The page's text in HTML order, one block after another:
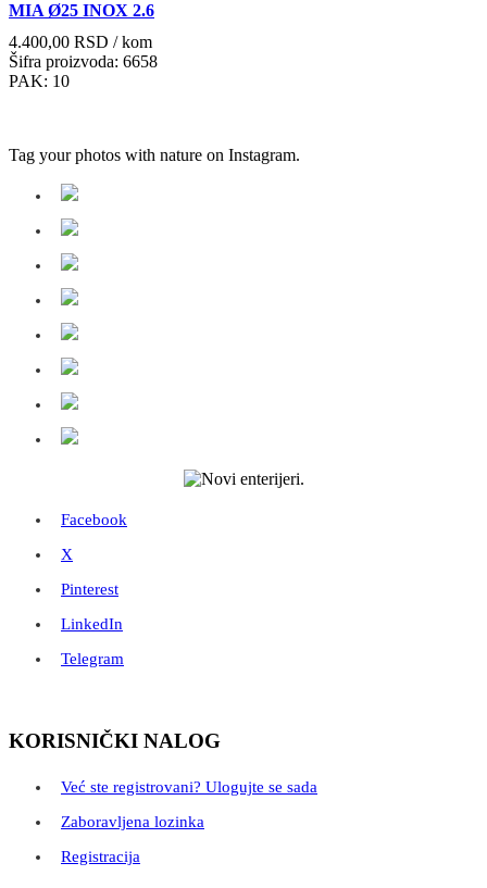
MIA Ø25 INOX 2.6
4.400,00 RSD / kom
Šifra proizvoda: 6658
PAK: 10
Tag your photos with nature on Instagram.
Facebook
X
Pinterest
LinkedIn
Telegram
KORISNIČKI NALOG
Već ste registrovani? Ulogujte se sada
Zaboravljena lozinka
Registracija